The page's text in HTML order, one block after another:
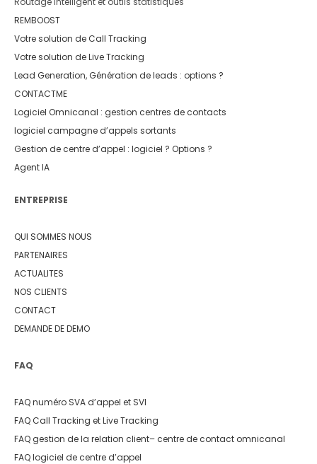
REMBOOST
Votre solution de Call Tracking
Votre solution de Live Tracking
Lead Generation, Génération de leads : options ?
CONTACTME
Logiciel Omnicanal : gestion centres de contacts
logiciel campagne d’appels sortants
Gestion de centre d’appel : logiciel ? Options ?
Agent IA
ENTREPRISE
QUI SOMMES NOUS
PARTENAIRES
ACTUALITES
NOS CLIENTS
CONTACT
DEMANDE DE DEMO
FAQ
FAQ numéro SVA d’appel et SVI
FAQ Call Tracking et Live Tracking
FAQ gestion de la relation client– centre de contact omnicanal
FAQ logiciel de centre d’appel